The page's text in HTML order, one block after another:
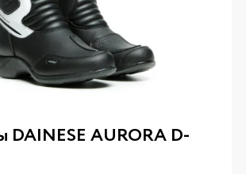
DAINESE AURORA D-